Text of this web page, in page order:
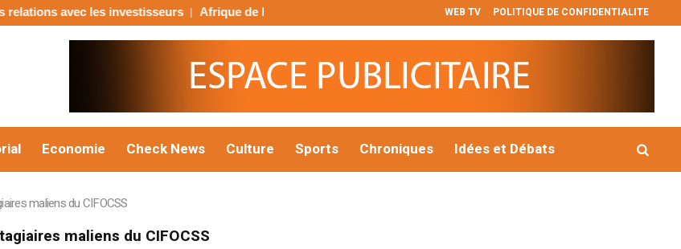
WEB TV POLITIQUE DE CONFIDENTIALITE
investisseurs Afrique de l’Ouest : la BIDC mobilise plus de 510 millions de dollars pour financer des projets
Economie Check News Culture Sports Chroniques Idées et Débats
maliens du CIFOCSS
maliens du CIFOCSS